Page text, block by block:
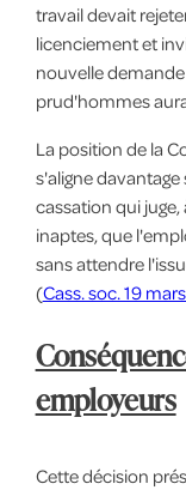
travail devait
licenciement et
nouvelle
prud'hommes
La position de la
s'aligne
cassation qui
inaptes, que
sans attendre
(Cass. soc. 19
employeurs
Cette décision